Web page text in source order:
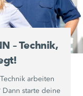
– Technik,
arbeiten
Dann starte deine